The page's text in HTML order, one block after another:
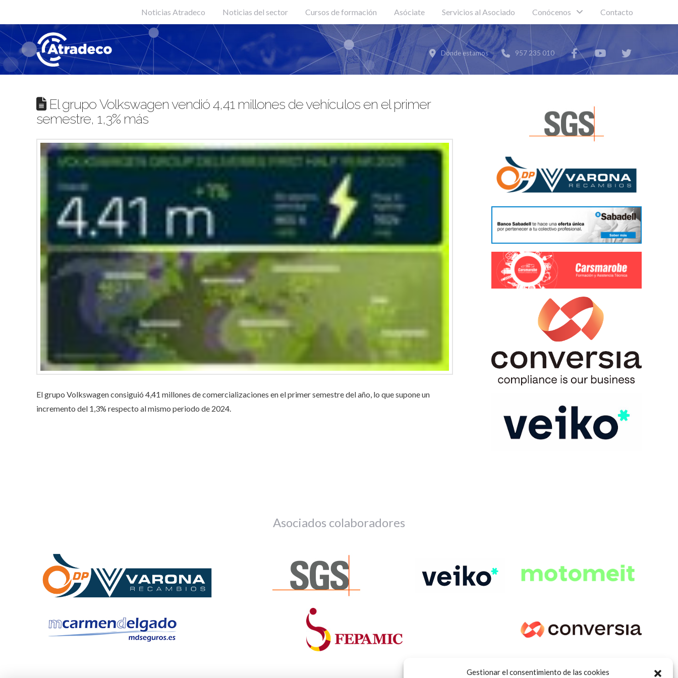
Gestionar el consentimiento de las cookies
Noticias Atradeco Noticias del sector Cursos de formación Asóciate Servicios al Asociado Conócenos Contacto
Donde estamos 957 235 010
El grupo Volkswagen vendió 4,41 millones de vehículos en el primer
semestre, 1,3% más
El grupo Volkswagen consiguió 4,41 millones de comercializaciones en el primer semestre del año, lo que supone un
incremento del 1,3% respecto al mismo periodo de 2024.
Asociados colaboradores